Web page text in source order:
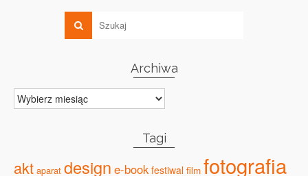
Archiwa
Archiwa
Tagi
akt aparat design e-book festiwal film fotografia